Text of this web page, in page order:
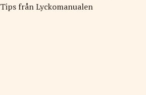
Tips från Lyckomanualen